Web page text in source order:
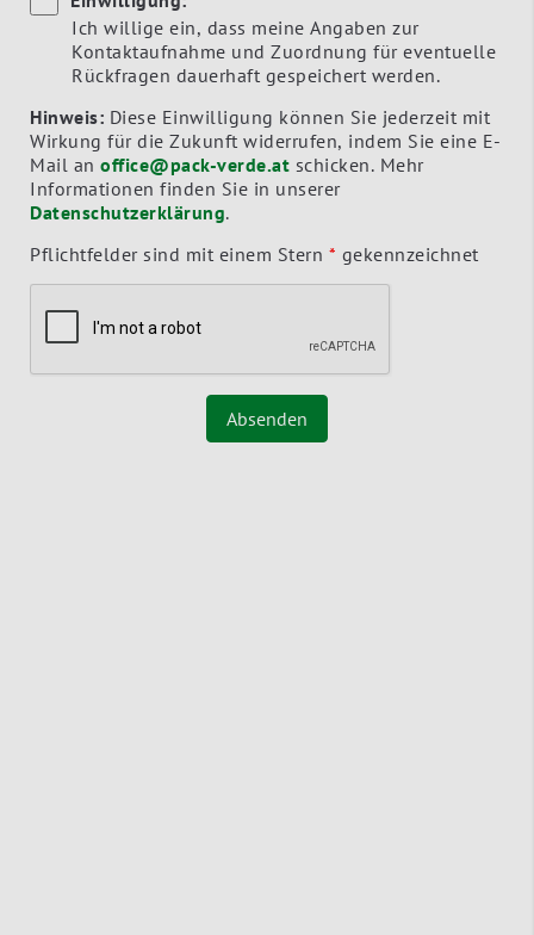
Ich willige ein, dass meine Angaben zur
Kontaktaufnahme und Zuordnung für eventuelle
Rückfragen dauerhaft gespeichert werden.
Hinweis: Diese Einwilligung können Sie jederzeit mit
Wirkung für die Zukunft widerrufen, indem Sie eine E-
Mail an office@pack-verde.at
Informationen finden Sie in unserer
Datenschutzerklärung.
Pflichtfelder sind mit einem Stern * gekennzeichnet
Absenden